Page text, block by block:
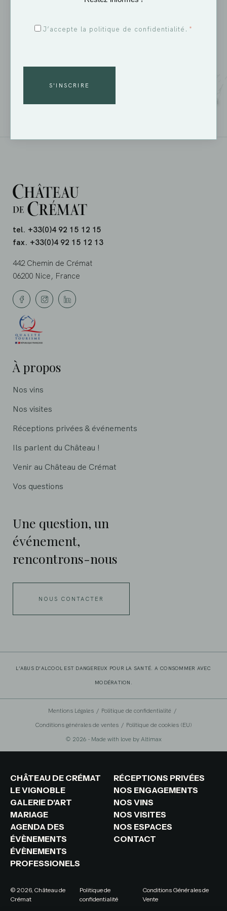
RGPD
J’accepte la politique de confidentialité. *
rosés
tel. +33(0)4 92 15 12 15
fax. +33(0)4 92 15 12 13
442 Chemin de Crémat
06200 Nice, France
À propos
Nos vins
Nos visites
Réceptions privées & événements
Ils parlent du Château !
Venir au Château de Crémat
Vos questions
Une question, un
événement,
rencontrons-nous
NOUS CONTACTER
L’ABUS D’ALCOOL EST DANGEREUX POUR LA SANTÉ. A CONSOMMER AVEC
MODÉRATION.
Mentions Légales
Politique de confidentialité
Conditions générales de ventes
Politique de cookies (EU)
© 2026 - Made with love byAltimax
© 2026, Château de
Crémat
Politique de
confidentialité
Conditions Générales de
Vente
CHÂTEAU DE CRÉMAT
LE VIGNOBLE
GALERIE D'ART
MARIAGE
AGENDA DES
ÉVÈNEMENTS
ÉVÈNEMENTS
PROFESSIONELS
RÉCEPTIONS PRIVÉES
NOS ENGAGEMENTS
NOS VINS
NOS VISITES
NOS ESPACES
CONTACT